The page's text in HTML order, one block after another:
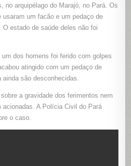
FACÃO
DE
BREVES
(PA)
no arquipélago do Marajó, no Pará. Os
um facão e um pedaço de
O estado de saúde deles não foi
dos homens foi ferido com golpes
atingido com um pedaço de
ainda são desconhecidas.
a gravidade dos ferimentos nem
acionadas. A Polícia Civil do Pará
o caso.